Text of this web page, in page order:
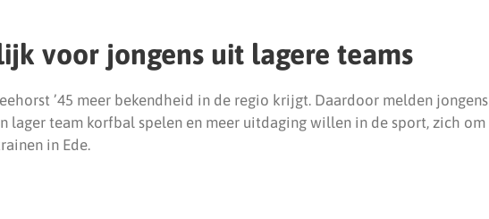
voor jongens uit lagere teams
’45 meer bekendheid in de regio krijgt. Daardoor melden
lager team korfbal spelen en meer uitdaging willen in de sport, zich om
in Ede.